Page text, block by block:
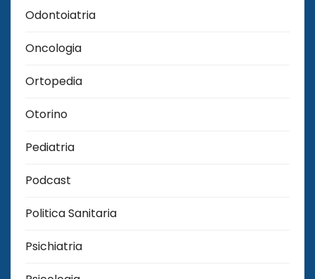
Odontoiatria
Oncologia
Ortopedia
Otorino
Pediatria
Podcast
Politica Sanitaria
Psichiatria